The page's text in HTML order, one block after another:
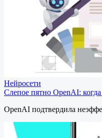
Нейросети
Слепое пятно OpenAI:
OpenAI подтвердила